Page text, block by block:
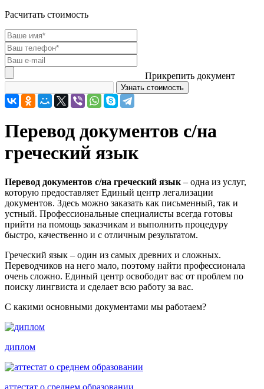
Расчитать стоимость
Прикрепить документ
Перевод документов с/на
греческий язык
Перевод документов с/на греческий язык – одна из услуг,
которую предоставляет Единый центр легализации
документов. Здесь можно заказать как письменный, так и
устный. Профессиональные специалисты всегда готовы
прийти на помощь заказчикам и выполнить процедуру
быстро, качественно и с отличным результатом.
Греческий язык – один из самых древних и сложных.
Переводчиков на него мало, поэтому найти профессионала
очень сложно. Единый центр освободит вас от проблем по
поиску лингвиста и сделает всю работу за вас.
С какими основными документами мы работаем?
диплом
аттестат о среднем образовании